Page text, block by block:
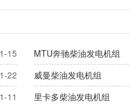
15
MTU奔驰柴油发电机组
22
威曼柴油发电机组
11
里卡多柴油发电机组